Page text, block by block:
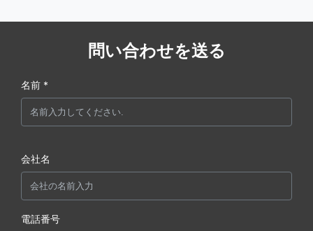
問い合わせを送る
名前 *
会社名
電話番号